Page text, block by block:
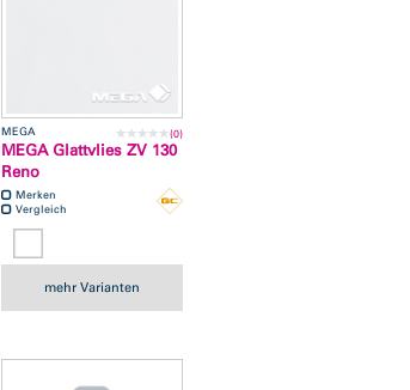
MEGA (0)
MEGA Glattvlies ZV 130
Reno
Merken
Vergleich
mehr Varianten